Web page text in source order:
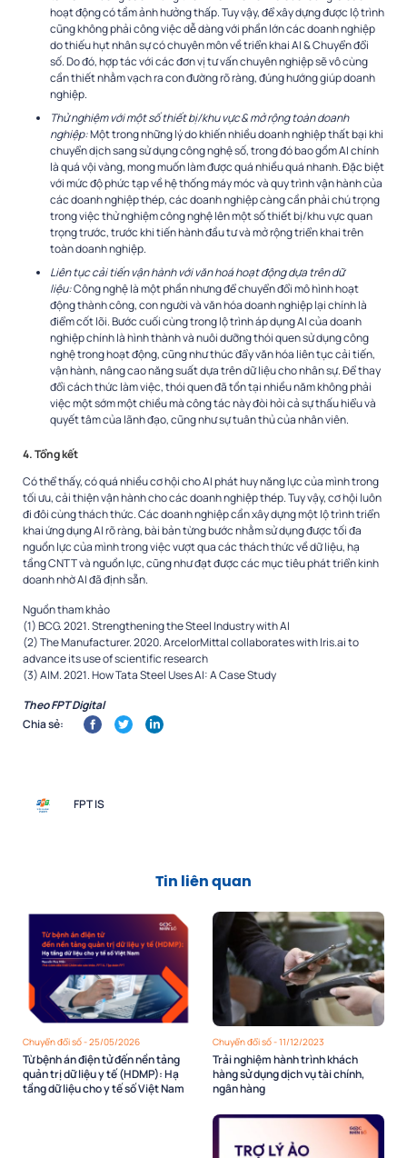
hoạt động có tầm ảnh hưởng thấp. Tuy vậy, để xây dựng được lộ trình
cũng không phải công việc dễ dàng với phần lớn các doanh nghiệp
do thiếu hụt nhân sự có chuyên môn về triển khai AI & Chuyển đổi
số. Do đó, hợp tác với các đơn vị tư vấn chuyên nghiệp sẽ vô cùng
cần thiết nhằm vạch ra con đường rõ ràng, đúng hướng giúp doanh
nghiệp.
Thử nghiệm với một số thiết bị/khu vực & mở rộng toàn doanh
nghiệp:Một trong những lý do khiến nhiều doanh nghiệp thất bại khi
chuyển dịch sang sử dụng công nghệ số, trong đó bao gồm AI chính
là quá vội vàng, mong muốn làm được quá nhiều quá nhanh. Đặc biệt
với mức độ phức tạp về hệ thống máy móc và quy trình vận hành của
các doanh nghiệp thép, các doanh nghiệp càng cần phải chú trọng
trong việc thử nghiệm công nghệ lên một số thiết bị/khu vực quan
trọng trước, trước khi tiến hành đầu tư và mở rộng triển khai trên
toàn doanh nghiệp.
Liên tục cải tiến vận hành với văn hoá hoạt động dựa trên dữ
liệu:Công nghệ là một phần nhưng để chuyển đổi mô hình hoạt
động thành công, con người và văn hóa doanh nghiệp lại chính là
điểm cốt lõi. Bước cuối cùng trong lộ trình áp dụng AI của doanh
nghiệp chính là hình thành và nuôi dưỡng thói quen sử dụng công
nghệ trong hoạt động, cũng như thúc đẩy văn hóa liên tục cải tiến,
vận hành, nâng cao năng suất dựa trên dữ liệu cho nhân sự. Để thay
đổi cách thức làm việc, thói quen đã tồn tại nhiều năm không phải
việc một sớm một chiều mà công tác này đòi hỏi cả sự thấu hiểu và
quyết tâm của lãnh đạo, cũng như sự tuân thủ của nhân viên.
4. Tổng kết
Có thể thấy, có quá nhiều cơ hội cho AI phát huy năng lực của mình trong
tối ưu, cải thiện vận hành cho các doanh nghiệp thép. Tuy vậy, cơ hội luôn
đi đôi cùng thách thức. Các doanh nghiệp cần xây dựng một lộ trình triển
khai ứng dụng AI rõ ràng, bài bản từng bước nhằm sử dụng được tối đa
nguồn lực của mình trong việc vượt qua các thách thức về dữ liệu, hạ
tầng CNTT và nguồn lực, cũng như đạt được các mục tiêu phát triển kinh
doanh nhờ AI đã định sẵn.
Nguồn tham khảo
(1) BCG. 2021. Strengthening the Steel Industry with AI
(2) The Manufacturer. 2020. ArcelorMittal collaborates with Iris.ai to
advance its use of scientific research
(3) AIM. 2021. How Tata Steel Uses AI: A Case Study
Theo FPT Digital
Chia sẻ:
FPT IS
Tin liên quan
Chuyển đổi số - 25/05/2026
Từ bệnh án điện tử đến nền tảng
quản trị dữ liệu y tế (HDMP): Hạ
tầng dữ liệu cho y tế số Việt Nam
Chuyển đổi số - 11/12/2023
Trải nghiệm hành trình khách
hàng sử dụng dịch vụ tài chính,
ngân hàng